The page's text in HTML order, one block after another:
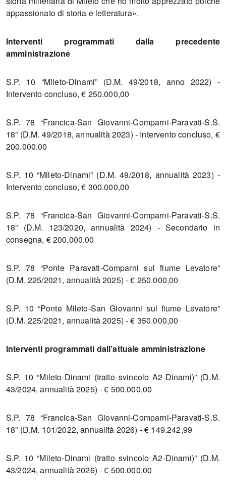
appassionato di storia e letteratura».
Interventi programmati dalla precedente
amministrazione
S.P. 10 “Mileto-Dinami” (D.M. 49/2018, anno 2022) -
Intervento concluso, € 250.000,00
S.P. 78 “Francica-San Giovanni-Comparni-Paravati-S.S.
18” (D.M. 49/2018, annualità 2023) - Intervento concluso, €
200.000,00
S.P. 10 “Mileto-Dinami” (D.M. 49/2018, annualità 2023) -
Intervento concluso, € 300.000,00
S.P. 78 “Francica-San Giovanni-Comparni-Paravati-S.S.
18” (D.M. 123/2020, annualità 2024) - Secondario in
consegna, € 200.000,00
S.P. 78 “Ponte Paravati-Comparni sul fiume Levatore”
(D.M. 225/2021, annualità 2025) - € 250.000,00
S.P. 10 “Ponte Mileto-San Giovanni sul fiume Levatore”
(D.M. 225/2021, annualità 2025) - € 350.000,00
Interventi programmati dall’attuale amministrazione
S.P. 10 “Mileto-Dinami (tratto svincolo A2-Dinami)” (D.M.
43/2024, annualità 2025) - € 500.000,00
S.P. 78 “Francica-San Giovanni-Comparni-Paravati-S.S.
18” (D.M. 101/2022, annualità 2026) - € 149.242,99
S.P. 10 “Mileto-Dinami (tratto svincolo A2-Dinami)” (D.M.
43/2024, annualità 2026) - € 500.000,00